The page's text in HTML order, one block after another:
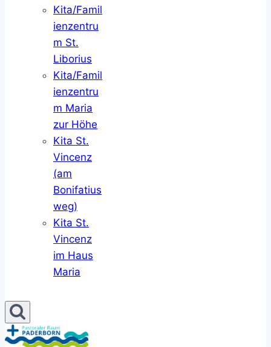
Kita/Famil
ienzentru
m St.
Liborius
Kita/Famil
ienzentru
m Maria
zur Höhe
Kita St.
Vincenz
(am
Bonifatius
weg)
Kita St.
Vincenz
im Haus
Maria